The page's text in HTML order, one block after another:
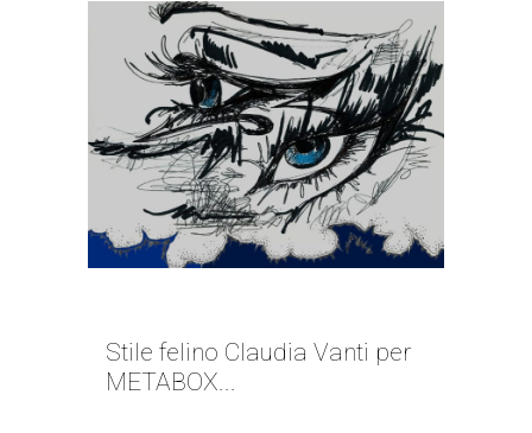
Stile felino Claudia Vanti per
METABOX...